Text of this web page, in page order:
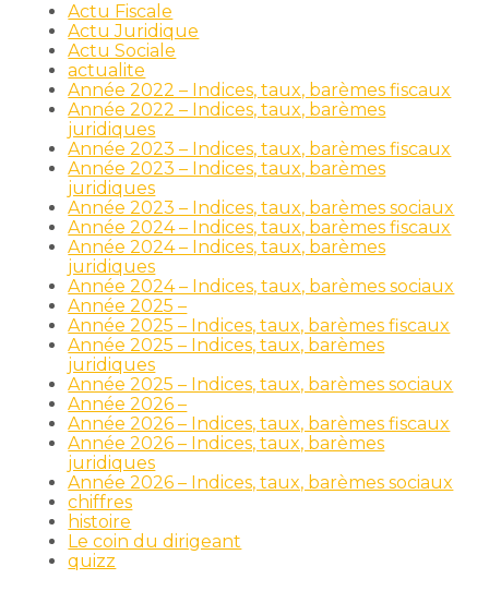
Actu Fiscale
Actu Juridique
Actu Sociale
actualite
Année 2022 – Indices, taux, barèmes fiscaux
Année 2022 – Indices, taux, barèmes
juridiques
Année 2023 – Indices, taux, barèmes fiscaux
Année 2023 – Indices, taux, barèmes
juridiques
Année 2023 – Indices, taux, barèmes sociaux
Année 2024 – Indices, taux, barèmes fiscaux
Année 2024 – Indices, taux, barèmes
juridiques
Année 2024 – Indices, taux, barèmes sociaux
Année 2025 –
Année 2025 – Indices, taux, barèmes fiscaux
Année 2025 – Indices, taux, barèmes
juridiques
Année 2025 – Indices, taux, barèmes sociaux
Année 2026 –
Année 2026 – Indices, taux, barèmes fiscaux
Année 2026 – Indices, taux, barèmes
juridiques
Année 2026 – Indices, taux, barèmes sociaux
chiffres
histoire
Le coin du dirigeant
quizz